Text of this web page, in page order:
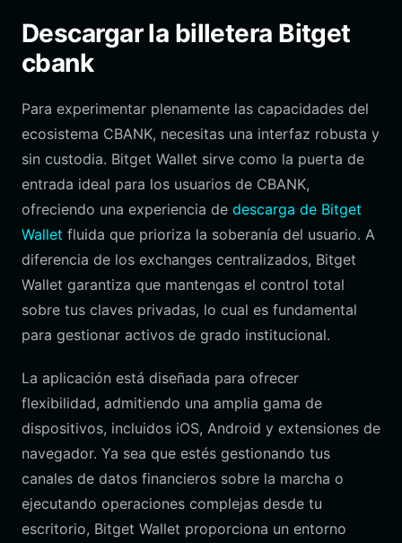
Descargar la billetera Bitget
cbank
Para experimentar plenamente las capacidades del
ecosistema CBANK, necesitas una interfaz robusta y
sin custodia. Bitget Wallet sirve como la puerta de
entrada ideal para los usuarios de CBANK,
ofreciendo una experiencia de descarga de Bitget
Wallet fluida que prioriza la soberanía del usuario. A
diferencia de los exchanges centralizados, Bitget
Wallet garantiza que mantengas el control total
sobre tus claves privadas, lo cual es fundamental
para gestionar activos de grado institucional.
La aplicación está diseñada para ofrecer
flexibilidad, admitiendo una amplia gama de
dispositivos, incluidos iOS, Android y extensiones de
navegador. Ya sea que estés gestionando tus
canales de datos financieros sobre la marcha o
ejecutando operaciones complejas desde tu
escritorio, Bitget Wallet proporciona un entorno